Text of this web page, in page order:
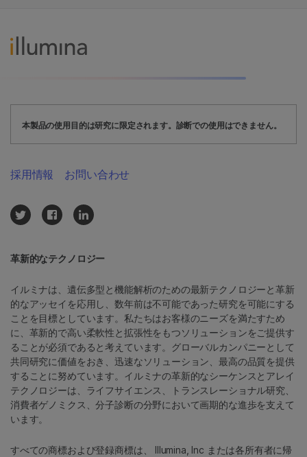
本製品の使用目的は研究に限定されます。診断での使用はできません。
革新的なテクノロジー
イルミナは、遺伝多型と機能解析のための最新テクノロジーと革新
的なアッセイを応用し、数年前は不可能であった研究を可能にする
ことを目標としています。私たちはお客様のニーズを満たすため
に、革新的で高い柔軟性と拡張性をもつソリューションをご提供す
ることが必須であると考えています。グローバルカンパニーとして
共同研究に価値をおき、迅速なソリューション、最高の品質を提供
することに努めています。イルミナの革新的なシーケンスとアレイ
テクノロジーは、ライフサイエンス、トランスレーショナル研究、
消費者ゲノミクス、分子診断の分野において画期的な進歩を支えて
います。
すべての商標および登録商標は、 Illumina, Inc または各所有者に帰
採用情報 お問い合わせ